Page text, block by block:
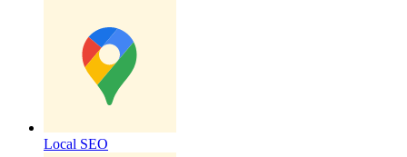
Local SEO